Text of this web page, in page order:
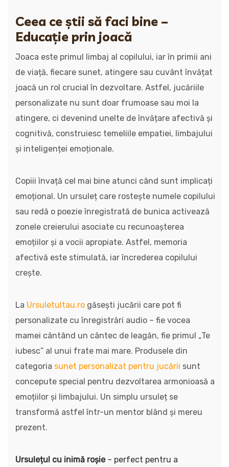
Ceea ce știi să faci bine –
Educație prin joacă
Joaca este primul limbaj al copilului, iar în primii ani
de viață, fiecare sunet, atingere sau cuvânt învățat
joacă un rol crucial în dezvoltare. Astfel, jucăriile
personalizate nu sunt doar frumoase sau moi la
atingere, ci devenind unelte de învățare afectivă și
cognitivă, construiesc temeliile empatiei, limbajului
și inteligenței emoționale.
Copiii învață cel mai bine atunci când sunt implicați
emoțional. Un ursuleț care rostește numele copilului
sau redă o poezie înregistrată de bunica activează
zonele creierului asociate cu recunoașterea
emoțiilor și a vocii apropiate. Astfel, memoria
afectivă este stimulată, iar încrederea copilului
crește.
La Ursuletultau.ro găsești jucării care pot fi
personalizate cu înregistrări audio – fie vocea
mamei cântând un cântec de leagăn, fie primul „Te
iubesc” al unui frate mai mare. Produsele din
categoria sunet personalizat pentru jucării sunt
concepute special pentru dezvoltarea armonioasă a
emoțiilor și limbajului. Un simplu ursuleț se
transformă astfel într-un mentor blând și mereu
prezent.
Ursulețul cu inimă roșie– perfect pentru a